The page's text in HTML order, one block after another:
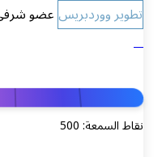
تطوير ووردبريسعضو شرفي
نقاط السمعة: 500